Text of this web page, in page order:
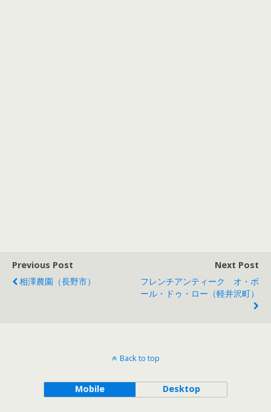
Previous Post
相澤農園（長野市）
Next Post
フレンチアンティーク オ・ボ
ール・ドゥ・ロー（軽井沢町）
Back to top
Mobile Desktop